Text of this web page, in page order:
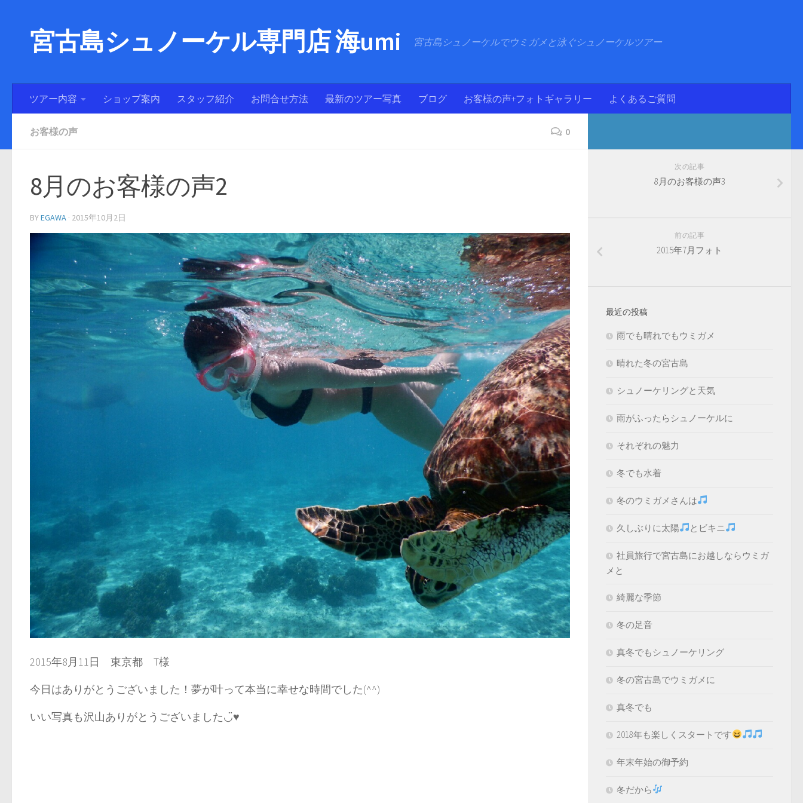
宮古島シュノーケル専門店 海umi 宮古島シュノーケルでウミガメと泳ぐシュノーケルツアー
ツアー内容 ショップ案内 スタッフ紹介 お問合せ方法 最新のツアー写真 ブログ お客様の声+フォトギャラリー よくあるご質問
お客様の声 0
8月のお客様の声2
BYEGAWA · 2015年10月2日
2015年8月11日 東京都 T様
今日はありがとうございました！夢が叶って本当に幸せな時間でした(^^)
いい写真も沢山ありがとうございました◡̈♥︎
次の記事
8月のお客様の声3
前の記事
2015年7月フォト
最近の投稿
雨でも晴れでもウミガメ
晴れた冬の宮古島
シュノーケリングと天気
雨がふったらシュノーケルに
それぞれの魅力
冬でも水着
冬のウミガメさんは
久しぶりに太陽 とビキニ
社員旅行で宮古島にお越しならウミガ
メと
綺麗な季節
冬の足音
真冬でもシュノーケリング
冬の宮古島でウミガメに
真冬でも
2018年も楽しくスタートです
年末年始の御予約
冬だから